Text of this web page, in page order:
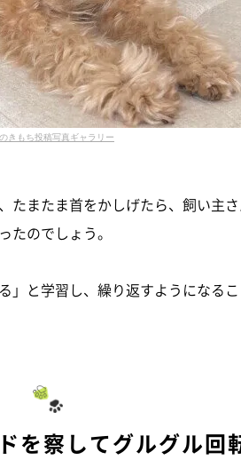
きもち投稿写真ギャラリー
たまたま首をかしげたら、飼い主
たのでしょう。
と学習し、繰り返すようになるこ
を察してグルグル回